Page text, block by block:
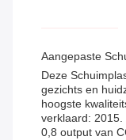
Aangepaste
Deze
gezichts en
hoogste
verklaard:
0,8 output van